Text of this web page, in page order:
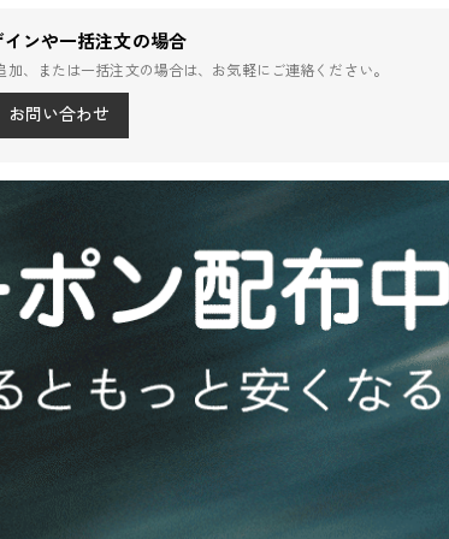
ンや一括注文の場合
、または一括注文の場合は、お気軽にご連絡ください。
お問い合わせ